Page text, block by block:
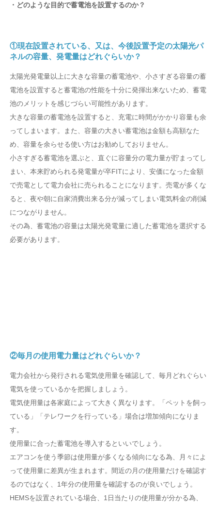
・どのような目的で蓄電池を設置するのか？
①現在設置されている、又は、今後設置予定の太陽光パ
ネルの容量、発電量はどれぐらいか？
太陽光発電量以上に大きな容量の蓄電池や、小さすぎる容量の蓄
電池を設置すると蓄電池の性能を十分に発揮出来ないため、蓄電
池のメリットを感じづらい可能性があります。
大きな容量の蓄電池を設置すると、充電に時間がかかり容量も余
ってしまいます。また、容量の大きい蓄電池は金額も高額なた
め、容量を余らせる使い方はお勧めしておりません。
小さすぎる蓄電池を選ぶと、直ぐに容量分の電力量が貯まってし
まい、本来貯められる発電量が卒FITにより、安価になった金額
で売電として電力会社に売られることになります。売電が多くな
ると、夜や朝に自家消費出来る分が減ってしまい電気料金の削減
につながりません。
その為、蓄電池の容量は太陽光発電量に適した蓄電池を選択する
必要があります。
②毎月の使用電力量はどれぐらいか？
電力会社から発行される電気使用量を確認して、毎月どれぐらい
電気を使っているかを把握しましょう。
電気使用量は各家庭によって大きく異なります。「ペットを飼っ
ている」「テレワークを行っている」場合は増加傾向になりま
す。
使用量に合った蓄電池を導入するといいでしょう。
エアコンを使う季節は使用量が多くなる傾向になる為、月々によ
って使用量に差異が生まれます。間近の月の使用量だけを確認す
るのではなく、1年分の使用量を確認するのが良いでしょう。
HEMSを設置されている場合、1日当たりの使用量が分かる為、